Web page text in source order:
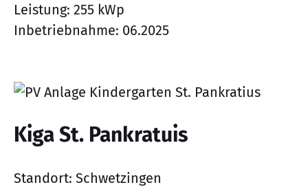
Leistung: 255 kWp
Inbetriebnahme: 06.2025
Kiga St. Pankratuis
Standort: Schwetzingen